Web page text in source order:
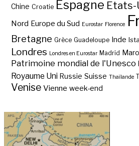
Chine Croatie Espagne Etats-
Nord Europe du Sud Eurostar Florence
Bretagne Grèce Guadeloupe Inde
Londres Londres en Eurostar Madrid
Patrimoine mondial de l'Unesco
Royaume Uni Russie Suisse Thaïlande
Venise Vienne week-end